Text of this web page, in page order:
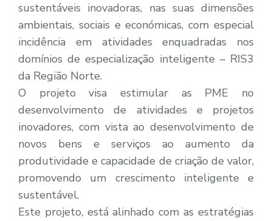
sustentáveis inovadoras, nas suas dimensões
ambientais, sociais e económicas, com especial
incidência em atividades enquadradas nos
domínios de especialização inteligente – RIS3
da Região Norte.
O projeto visa estimular as PME no
desenvolvimento de atividades e projetos
inovadores, com vista ao desenvolvimento de
novos bens e serviços ao aumento da
produtividade e capacidade de criação de valor,
promovendo um crescimento inteligente e
sustentável.
Este projeto, está alinhado com as estratégias